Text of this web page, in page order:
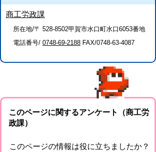
商工労政課
所在地/〒 528-8502甲賀市水口町水口6053番地
電話番号/ 0748-69-2188 FAX/0748-63-4087
このページに関するアンケート（商工労
政課）
このページの情報は役に立ちましたか？